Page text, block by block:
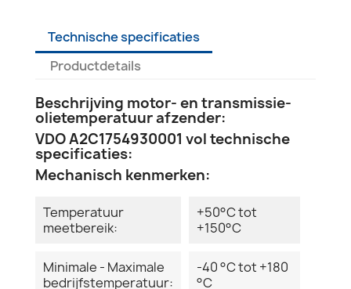
Technische specificaties
Productdetails
Beschrijving motor- en transmissie-
olietemperatuur afzender:
VDO A2C1754930001 vol technische
specificaties:
Mechanisch kenmerken:
Temperatuur
meetbereik:
+50°C tot
+150°C
Minimale - Maximale
bedrijfstemperatuur:
-40 °C tot +180
°C